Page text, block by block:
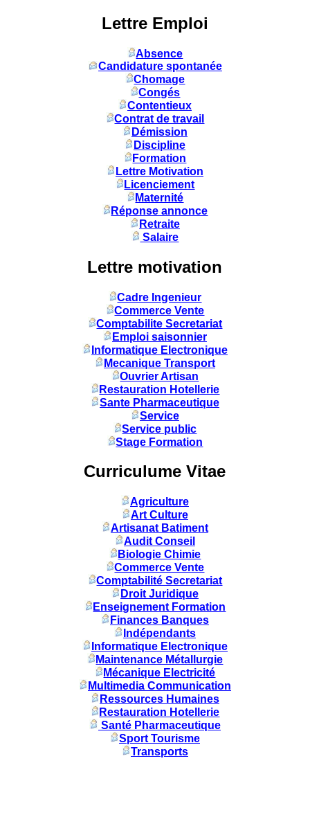
Lettre Emploi
Absence
Candidature spontanée
Chomage
Congés
Contentieux
Contrat de travail
Démission
Discipline
Formation
Lettre Motivation
Licenciement
Maternité
Réponse annonce
Retraite
Salaire
Lettre motivation
Cadre Ingenieur
Commerce Vente
Comptabilite Secretariat
Emploi saisonnier
Informatique Electronique
Mecanique Transport
Ouvrier Artisan
Restauration Hotellerie
Sante Pharmaceutique
Service
Service public
Stage Formation
Curriculume Vitae
Agriculture
Art Culture
Artisanat Batiment
Audit Conseil
Biologie Chimie
Commerce Vente
Comptabilité Secretariat
Droit Juridique
Enseignement Formation
Finances Banques
Indépendants
Informatique Electronique
Maintenance Métallurgie
Mécanique Electricité
Multimedia Communication
Ressources Humaines
Restauration Hotellerie
Santé Pharmaceutique
Sport Tourisme
Transports